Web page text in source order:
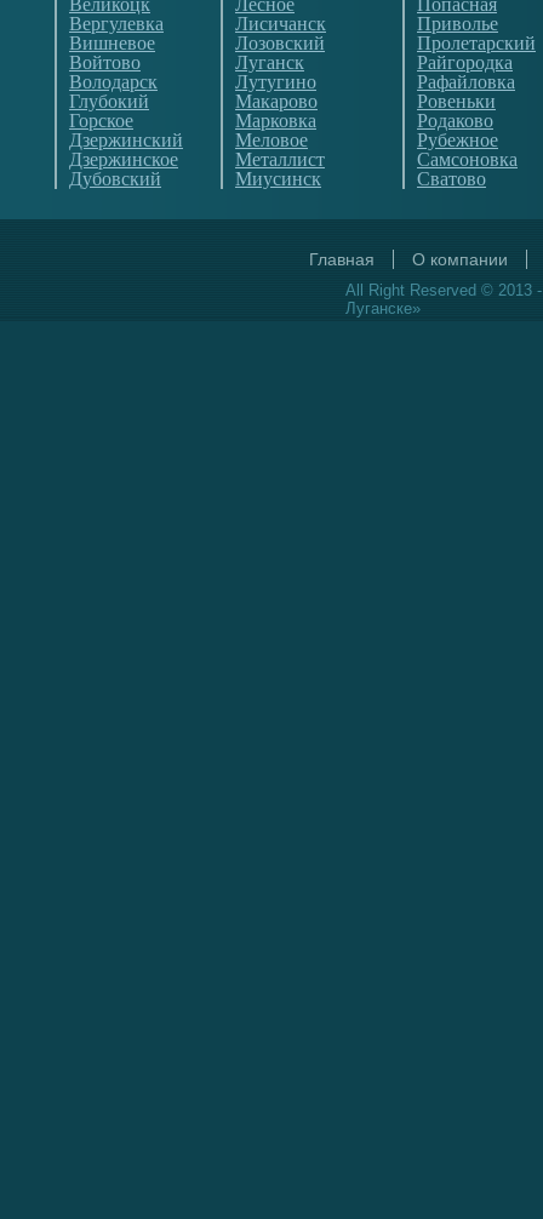
Великоцк
Вергулевка
Вишневое
Войтово
Володарск
Глубокий
Горское
Дзержинский
Дзержинское
Дубовский
Лесное
Лисичанск
Лозовский
Луганск
Лутугино
Макарово
Марковка
Меловое
Металлист
Миусинск
Попасная
Приволье
Пролетарский
Райгородка
Рафайловка
Ровеньки
Родаково
Рубежное
Самсоновка
Сватово
Главная О компании
All Right Reserved © 2013
Луганске»